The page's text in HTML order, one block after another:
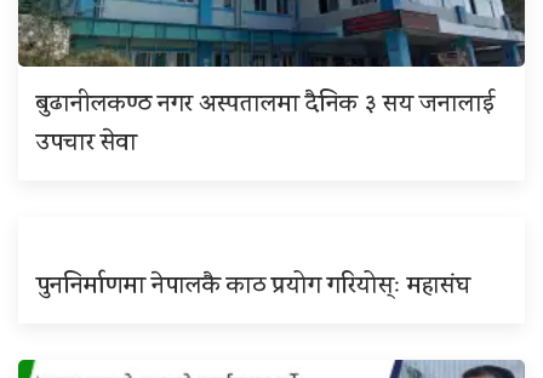
बुढानीलकण्ठ नगर अस्पतालमा दैनिक ३ सय जनालाई
उपचार सेवा
पुननिर्माणमा नेपालकै काठ प्रयोग गरियोस्ः महासंघ